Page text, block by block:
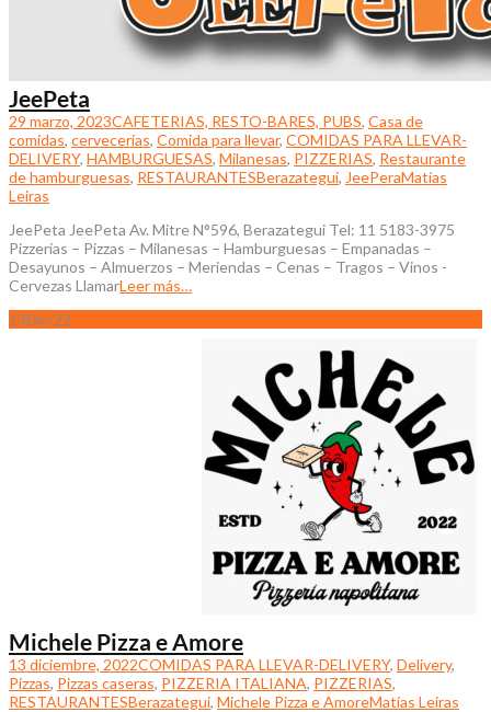
JeePeta
29 marzo, 2023CAFETERIAS, RESTO-BARES, PUBS, Casa de
comidas, cervecerias, Comida para llevar, COMIDAS PARA LLEVAR-
DELIVERY, HAMBURGUESAS, Milanesas, PIZZERIAS, Restaurante
de hamburguesas, RESTAURANTESBerazategui, JeePeraMatías
Leiras
JeePeta JeePeta Av. Mitre N°596, Berazategui Tel: 11 5183-3975
Pizzerías – Pizzas – Milanesas – Hamburguesas – Empanadas –
Desayunos – Almuerzos – Meriendas – Cenas – Tragos – Vinos -
Cervezas LlamarLeer más…
13Dic/22
Michele Pizza e Amore
13 diciembre, 2022COMIDAS PARA LLEVAR-DELIVERY, Delivery,
Pizzas, Pizzas caseras, PIZZERIA ITALIANA, PIZZERIAS,
RESTAURANTESBerazategui, Michele Pizza e AmoreMatías Leiras